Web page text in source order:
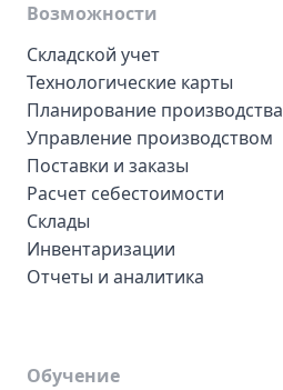
Возможности
Складской учет
Технологические карты
Планирование производства
Управление производством
Поставки и заказы
Расчет себестоимости
Склады
Инвентаризации
Отчеты и аналитика
Обучение